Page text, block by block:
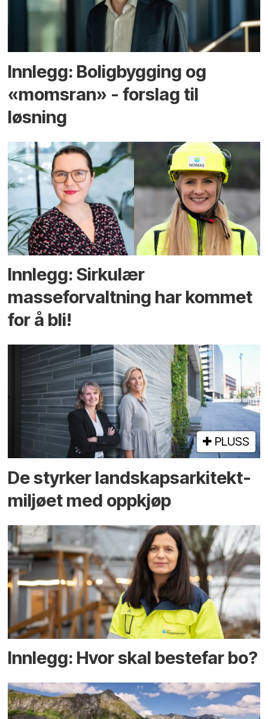
Innlegg: Boligbygging og
«momsran» - forslag til
løsning
Innlegg: Sirkulær
masseforvaltning har kommet
for å bli!
PLUSS
De styrker landskaps­arkitekt­
miljøet med oppkjøp
Innlegg: Hvor skal bestefar bo?